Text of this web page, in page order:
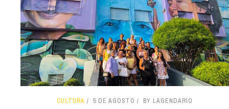
CULTURA 5 DE AGOSTO BY LAGENDARIO